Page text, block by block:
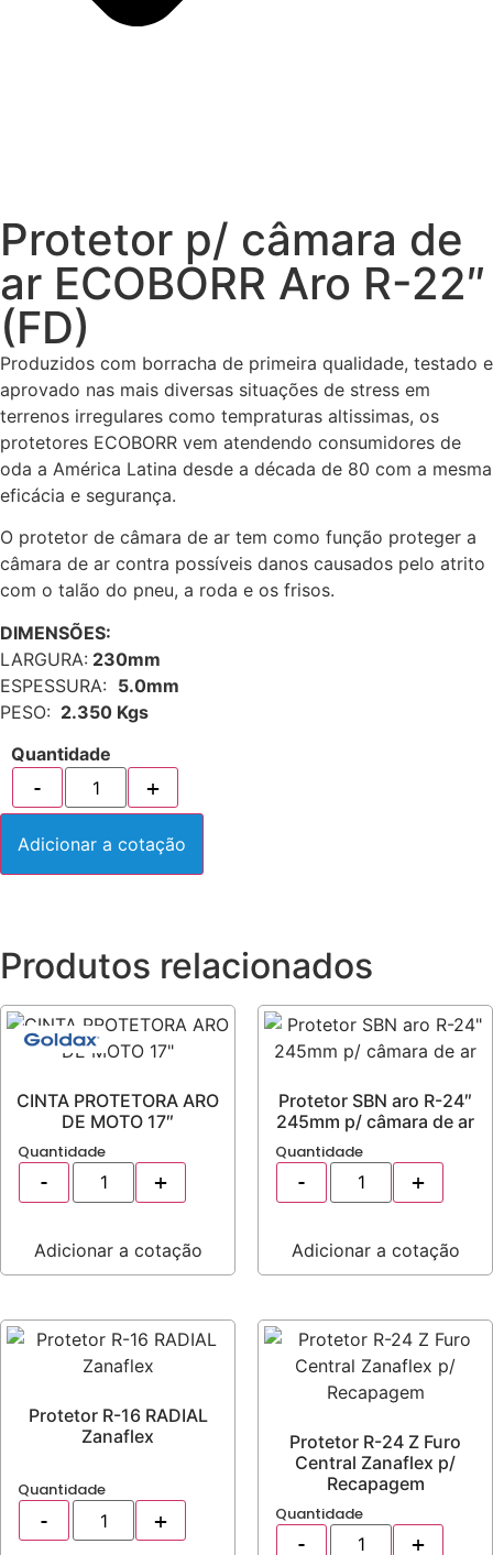
Protetor p/ câmara de
ar ECOBORR Aro R-22″
(FD)
Produzidos com borracha de primeira qualidade, testado e
aprovado nas mais diversas situações de stress em
terrenos irregulares como tempraturas altissimas, os
protetores ECOBORR vem atendendo consumidores de
oda a América Latina desde a década de 80 com a mesma
eficácia e segurança.
O protetor de câmara de ar tem como função proteger a
câmara de ar contra possíveis danos causados pelo atrito
com o talão do pneu, a roda e os frisos.
DIMENSÕES:
LARGURA: 230mm
ESPESSURA: 5.0mm
PESO: 2.350 Kgs
Quantidade
Adicionar a cotação
Produtos relacionados
CINTA PROTETORA ARO
DE MOTO 17″
Quantidade
Adicionar a cotação
Protetor SBN aro R-24″
245mm p/ câmara de ar
Quantidade
Adicionar a cotação
Protetor R-16 RADIAL
Zanaflex
Quantidade
Protetor R-24 Z Furo
Central Zanaflex p/
Recapagem
Quantidade